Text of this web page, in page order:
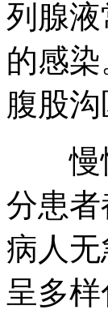
列腺
的感
腹股
慢性
分患
病人
呈多